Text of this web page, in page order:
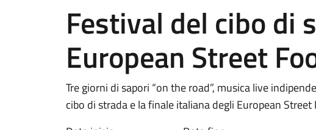
Festival del cibo di
European Street
Tre giorni di sapori “on the road”, musica live
cibo di strada e la finale italiana degli European